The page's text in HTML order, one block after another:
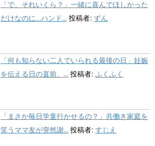
「で、それいくら？」一緒に喜んでほしかった
だけなのに…ハンド... 投稿者: ずん
「何も知らない二人でいられる最後の日」妊娠
を伝える日の直前、... 投稿者: ふくふく
「まさか毎日学童行かせるの？」共働き家庭を
笑うママ友が突然謝... 投稿者: すじえ